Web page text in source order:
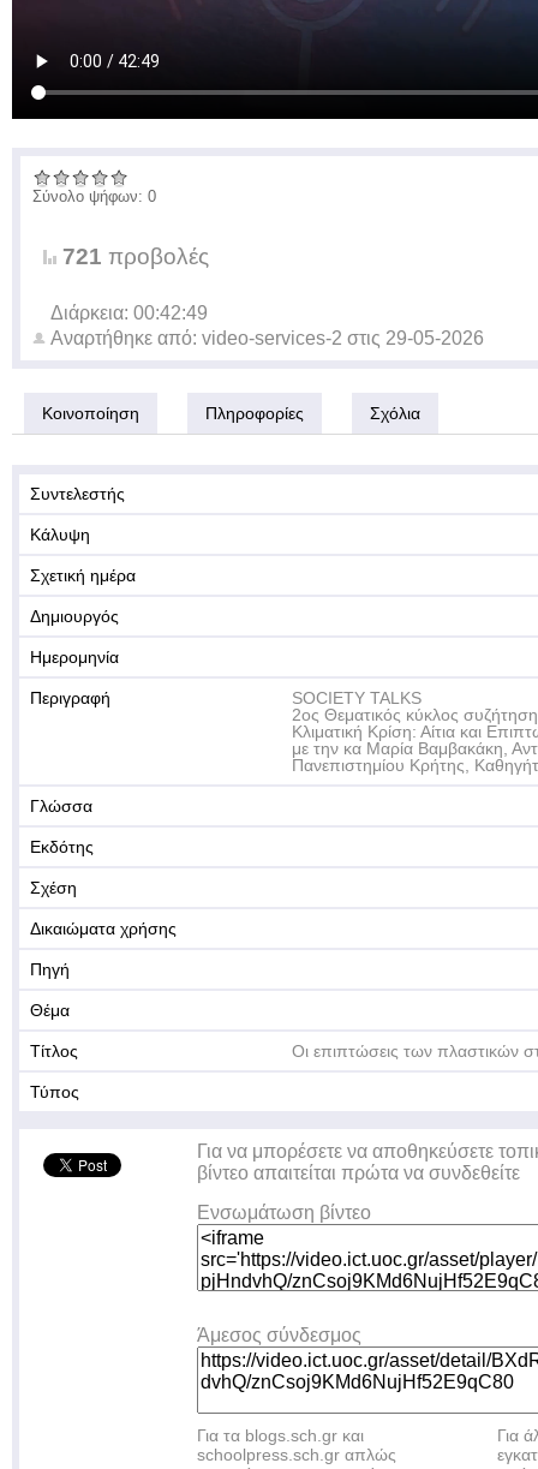
Σύνολο ψήφων: 0
721 προβολές
Διάρκεια: 00:42:49
Αναρτήθηκε από: video-services-2 στις 29-05-2026
Κοινοποίηση Πληροφορίες Σχόλια
Συντελεστής
Κάλυψη
Σχετική ημέρα
Δημιουργός
Ημερομηνία
Περιγραφή
SOCIETY TALKS
2ος Θεματικός κύκλος
Κλιματική Κρίση: Αίτια και
με την κα Μαρία Βαμβακάκη,
Πανεπιστημίου Κρήτης,
Γλώσσα
Εκδότης
Σχέση
Δικαιώματα χρήσης
Πηγή
Θέμα
Τίτλος Οι επιπτώσεις των πλαστικών
Τύπος
Για να μπορέσετε να αποθηκεύσετε
βίντεο απαιτείται πρώτα να συνδεθείτε
Ενσωμάτωση βίντεο
Άμεσος σύνδεσμος
Για τα blogs.sch.gr και
schoolpress.sch.gr απλώς
Για